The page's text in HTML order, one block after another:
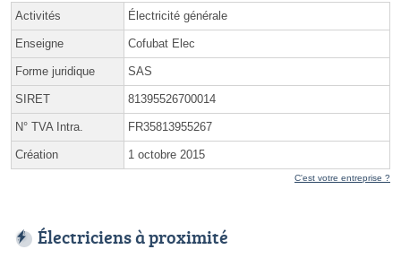
Activités Électricité générale
Enseigne Cofubat Elec
Forme juridique SAS
SIRET 81395526700014
N° TVA Intra. FR35813955267
Création 1 octobre 2015
C'est votre entreprise ?
Électriciens à proximité